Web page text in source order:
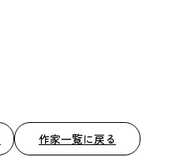
作家一覧に戻る